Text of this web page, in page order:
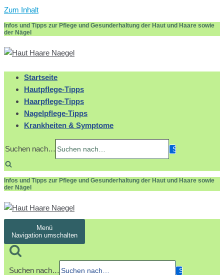
Zum Inhalt
Infos und Tipps zur Pflege und Gesunderhaltung der Haut und Haare sowie
der Nägel
Startseite
Hautpflege-Tipps
Haarpflege-Tipps
Nagelpflege-Tipps
Krankheiten & Symptome
Suchen nach…
Infos und Tipps zur Pflege und Gesunderhaltung der Haut und Haare sowie
der Nägel
Menü
Navigation umschalten
Suchen nach…